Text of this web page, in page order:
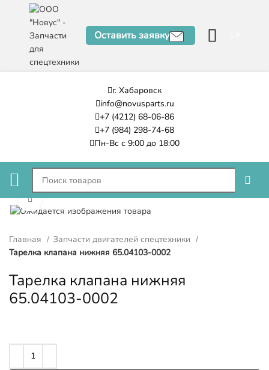
Оставить заявку
г. Хабаровск
info@novusparts.ru
+7 (4212) 68-06-86
+7 (984) 298-74-68
Пн-Вс с 9:00 до 18:00
Нажмите, чтобы увеличить
Главная
Запчасти двигателей спецтехники
Тарелка клапана нижняя 65.04103-0002
Тарелка клапана нижняя
65.04103-0002